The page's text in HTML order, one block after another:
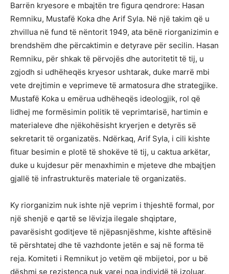
Barrën kryesore e mbajtën tre figura qendrore: Hasan
Remniku, Mustafë Koka dhe Arif Syla. Në një takim që u
zhvillua në fund të nëntorit 1949, ata bënë riorganizimin e
brendshëm dhe përcaktimin e detyrave për secilin. Hasan
Remniku, për shkak të përvojës dhe autoritetit të tij, u
zgjodh si udhëheqës kryesor ushtarak, duke marrë mbi
vete drejtimin e veprimeve të armatosura dhe strategjike.
Mustafë Koka u emërua udhëheqës ideologjik, rol që
lidhej me formësimin politik të veprimtarisë, hartimin e
materialeve dhe njëkohësisht kryerjen e detyrës së
sekretarit të organizatës. Ndërkaq, Arif Syla, i cili kishte
fituar besimin e plotë të shokëve të tij, u caktua arkëtar,
duke u kujdesur për menaxhimin e mjeteve dhe mbajtjen
gjallë të infrastrukturës materiale të organizatës.
Ky riorganizim nuk ishte një veprim i thjeshtë formal, por
një shenjë e qartë se lëvizja ilegale shqiptare,
pavarësisht goditjeve të njëpasnjëshme, kishte aftësinë
të përshtatej dhe të vazhdonte jetën e saj në forma të
reja. Komiteti i Remnikut jo vetëm që mbijetoi, por u bë
dëshmi se rezistenca nuk varej nga individë të izoluar,